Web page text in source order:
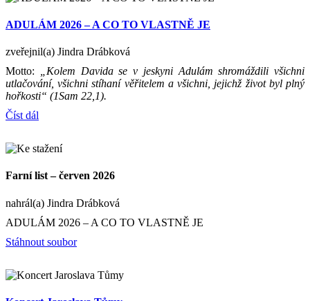
ADULÁM 2026 – A CO TO VLASTNĚ JE
zveřejnil(a) Jindra Drábková
Motto:
„Kolem Davida se v jeskyni Adulám shromáždili všichni
utlačování, všichni stíhaní věřitelem a všichni, jejichž život byl plný
hořkosti“ (1Sam 22,1).
Číst dál
Farní list – červen 2026
nahrál(a) Jindra Drábková
ADULÁM 2026 – A CO TO VLASTNĚ JE
Stáhnout soubor